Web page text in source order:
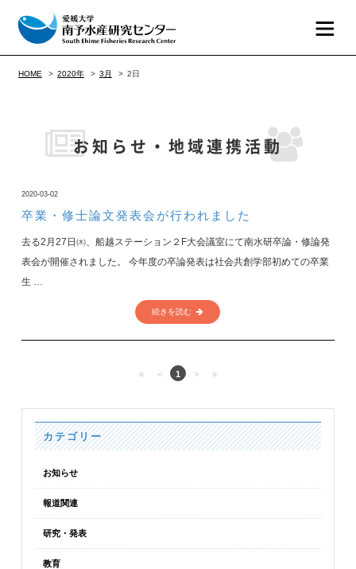
HOME 2020年 3月 2日
お知らせ・地域連携活動
2020-03-02
卒業・修士論文発表会が行われました
去る2月27日㈭、船越ステーション２F大会議室にて南水研卒論・修論発
表会が開催されました。 今年度の卒論発表は社会共創学部初めての卒業
生 …
続きを読む
« < 1 > »
カテゴリー
お知らせ
報道関連
研究・発表
教育